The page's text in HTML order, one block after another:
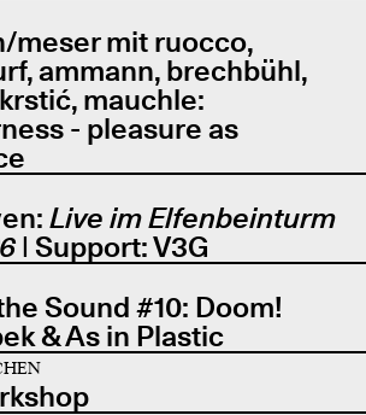
meser mit ruocco,
ammann, brechbühl,
mauchle:
- pleasure as
Live im Elfenbeinturm
| Support: V3G
Sound #10: Doom!
& As in Plastic